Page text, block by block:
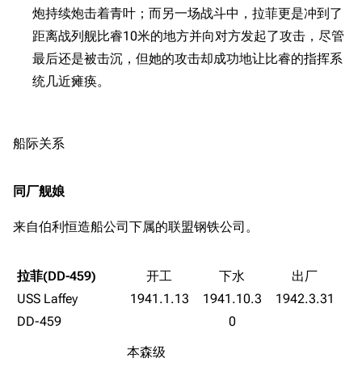
首页
最近更改
新文件
巧
经验计算
任务
舰娘获得方式
炮持续炮击着青叶；而另一场战斗中，拉菲更是冲到了
距离战列舰比睿10米的地方并向对方发起了攻击，尽管
最后还是被击沉，但她的攻击却成功地让比睿的指挥系
统几近瘫痪。
船际关系
同厂舰娘
来自伯利恒造船公司下属的联盟钢铁公司。
拉菲(DD-459)
USS Laffey
DD-459
1941.1.13
1941.10.3
0
1942.3.31
本森级